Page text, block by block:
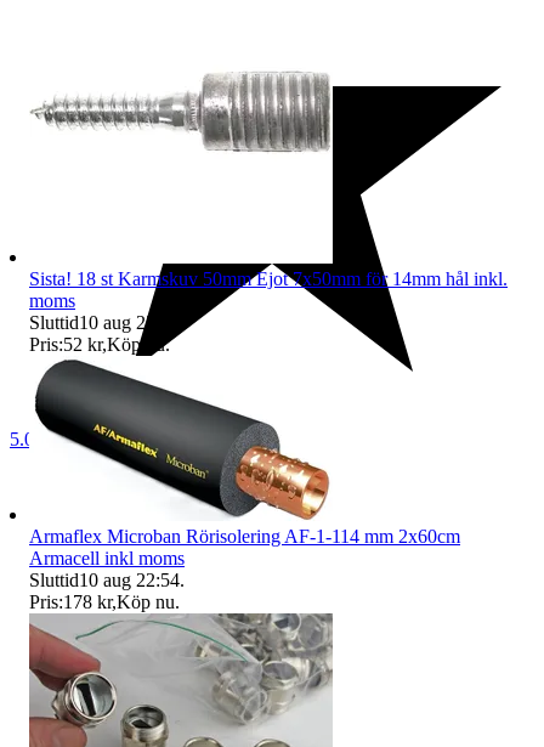
5.0
Sista! 18 st Karmskuv 50mm Ejot 7x50mm för 14mm hål inkl.
moms
Sluttid10 aug 22:10
Pris:52 kr,Köp nu.
Armaflex Microban Rörisolering AF-1-114 mm 2x60cm
Armacell inkl moms
Sluttid10 aug 22:54.
Pris:178 kr,Köp nu.